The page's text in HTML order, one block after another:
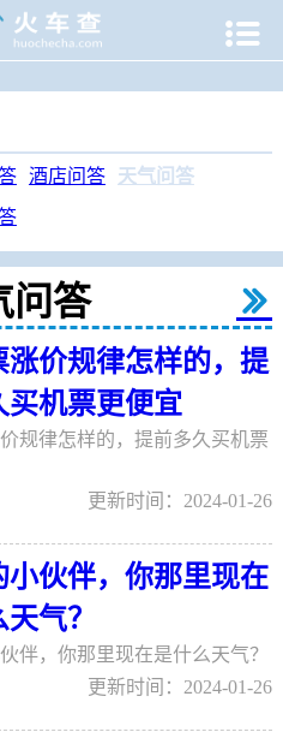

酒店问答
天气问答
问答 
涨价规律怎样的，提
买机票更便宜
规律怎样的，提前多久买机票
更新时间：2024-01-26
小伙伴，你那里现在
气？
伴，你那里现在是什么天气？
更新时间：2024-01-26